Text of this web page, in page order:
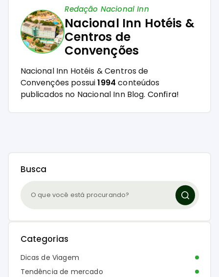
Redação Nacional Inn
Nacional Inn Hotéis &
Centros de
Convenções
Nacional Inn Hotéis & Centros de
Convenções possui1994 conteúdos
publicados no Nacional Inn Blog. Confira!
Busca
Categorias
Dicas de Viagem
Tendência de mercado